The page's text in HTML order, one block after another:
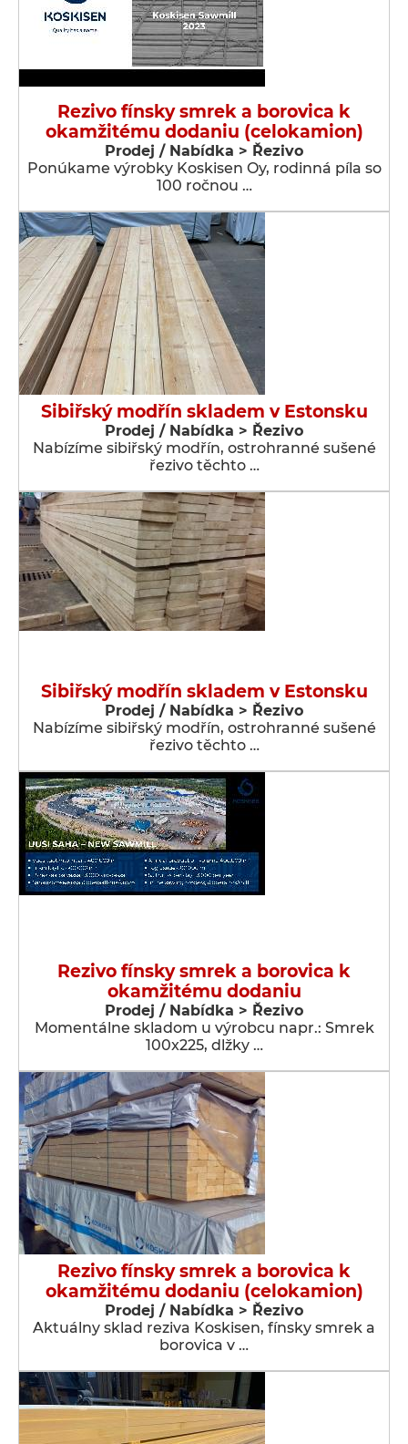
Rezivo fínsky smrek a borovica k
okamžitému dodaniu (celokamion)
Prodej / Nabídka > Řezivo
Ponúkame výrobky Koskisen Oy, rodinná píla so
100 ročnou …
Sibiřský modřín skladem v Estonsku
Prodej / Nabídka > Řezivo
Nabízíme sibiřský modřín, ostrohranné sušené
řezivo těchto …
Sibiřský modřín skladem v Estonsku
Prodej / Nabídka > Řezivo
Nabízíme sibiřský modřín, ostrohranné sušené
řezivo těchto …
Rezivo fínsky smrek a borovica k
okamžitému dodaniu
Prodej / Nabídka > Řezivo
Momentálne skladom u výrobcu napr.: Smrek
100x225, dlžky …
Rezivo fínsky smrek a borovica k
okamžitému dodaniu (celokamion)
Prodej / Nabídka > Řezivo
Aktuálny sklad reziva Koskisen, fínsky smrek a
borovica v …